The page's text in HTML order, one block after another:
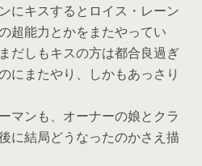
にキスするとロイス・レーン
超能力とかをまたやってい
だしもキスの方は都合良過ぎ
にまたやり、しかもあっさり
マンも、オーナーの娘とクラ
に結局どうなったのかさえ描